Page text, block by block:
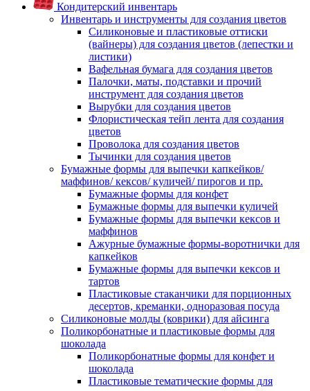
Кондитерский инвентарь
Инвентарь и инструменты для создания цветов
Силиконовые и пластиковые оттиски
(вайнеры) для создания цветов (лепестки и
листики)
Вафельная бумага для создания цветов
Палочки, маты, подставки и прочий
инструмент для создания цветов
Вырубки для создания цветов
Флористическая тейп лента для создания
цветов
Проволока для создания цветов
Тычинки для создания цветов
Бумажные формы для выпечки капкейков/
маффинов/ кексов/ куличей/ пирогов и пр.
Бумажные формы для конфет
Бумажные формы для выпечки куличей
Бумажные формы для выпечки кексов и
маффинов
Ажурные бумажные формы-воротнички для
капкейков
Бумажные формы для выпечки кексов и
тартов
Пластиковые стаканчики для порционных
десертов, креманки, одноразовая посуда
Силиконовые молды (коврики) для айсинга
Поликорбонатные и пластиковые формы для
шоколада
Поликорбонатные формы для конфет и
шоколада
Пластиковые тематические формы для